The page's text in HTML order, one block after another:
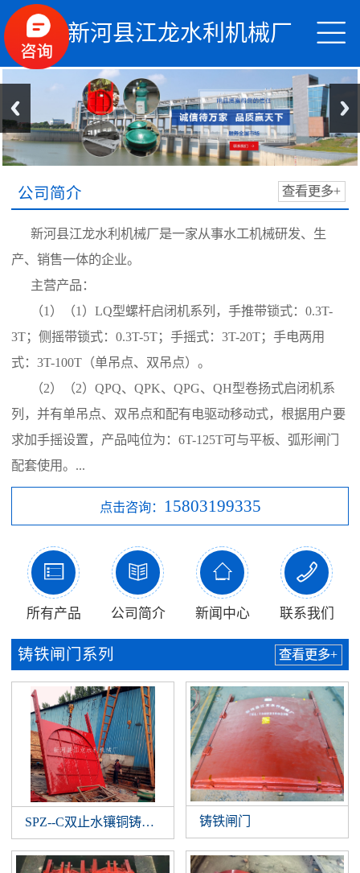

 新河县江龙水利机械厂
公司简介 查看更多+
新河县江龙水利机械厂是一家从事水工机械研发、生
产、销售一体的企业。
主营产品：
（1）（1）LQ型螺杆启闭机系列，手推带锁式：0.3T-
3T；侧摇带锁式：0.3T-5T；手摇式：3T-20T；手电两用
式：3T-100T（单吊点、双吊点）。
（2）（2）QPQ、QPK、QPG、QH型卷扬式启闭机系
列，并有单吊点、双吊点和配有电驱动移动式，根据用户要
求加手摇设置，产品吨位为：6T-125T可与平板、弧形闸门
配套使用。...
点击咨询： 15803199335

所有产品

公司简介

新闻中心

联系我们
铸铁闸门系列 查看更多+
SPZ--C双止水镶铜铸铁闸门 铸铁闸门